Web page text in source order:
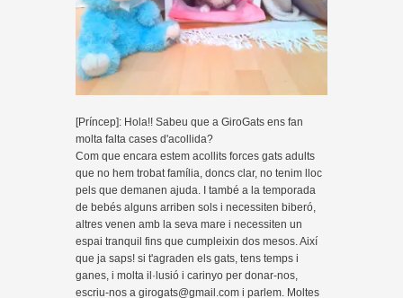
[Príncep]: Hola!! Sabeu que a GiroGats ens fan
molta falta cases d'acollida?
Com que encara estem acollits forces gats adults
que no hem trobat família, doncs clar, no tenim lloc
pels que demanen ajuda. I també a la temporada
de bebés alguns arriben sols i necessiten biberó,
altres venen amb la seva mare i necessiten un
espai tranquil fins que cumpleixin dos mesos. Així
que ja saps! si t'agraden els gats, tens temps i
ganes, i molta il·lusió i carinyo per donar-nos,
escriu-nos a girogats@gmail.com i parlem. Moltes